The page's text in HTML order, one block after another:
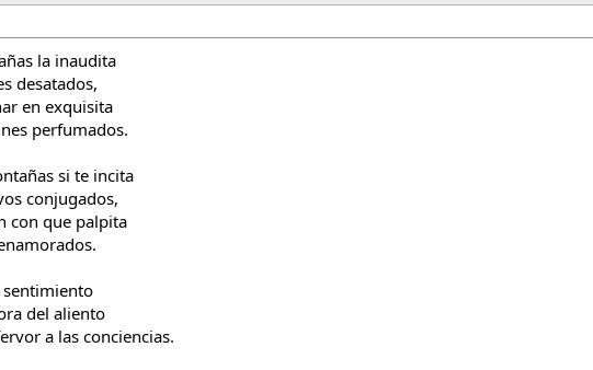
la inaudita
desatados,
en exquisita
perfumados.
si te incita
conjugados,
con que palpita
del aliento
a las conciencias.